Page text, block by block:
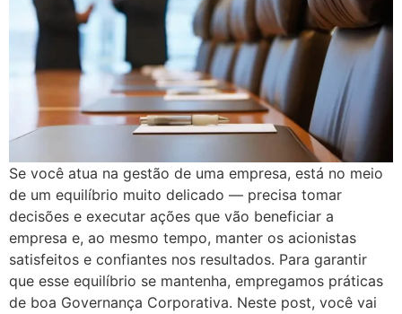
Se você atua na gestão de uma empresa, está no meio
de um equilíbrio muito delicado — precisa tomar
decisões e executar ações que vão beneficiar a
empresa e, ao mesmo tempo, manter os acionistas
satisfeitos e confiantes nos resultados. Para garantir
que esse equilíbrio se mantenha, empregamos práticas
de boa Governança Corporativa. Neste post, você vai